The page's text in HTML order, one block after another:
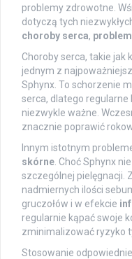
problemy zdrowotne.
dotyczą tych
choroby serca,
Choroby serca, takie
jednym z
Sphynx. To schorzenie
serca, dlatego
niezwykle ważne.
znacznie poprawić
Innym istotnym
skórne . Choć Sphynx
szczególnej pielęgnacji.
nadmiernych ilości
gruczołów i w efekcie
regularnie kąpać swoje
zminimalizować ryzyko
Stosowanie